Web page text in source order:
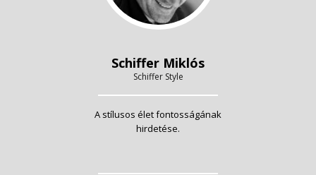
Schiffer Miklós
Schiffer Style
A stílusos élet fontosságának
hirdetése.